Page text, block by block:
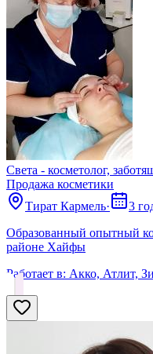
Света - косметолог,
Продажа косметики
Тират Кармель·
3
Образованный опытный
районе Хайфы
Работает в: Акко, Атлит,